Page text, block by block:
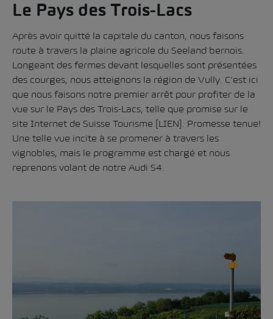
Le Pays des Trois-Lacs
Après avoir quitté la capitale du canton, nous faisons
route à travers la plaine agricole du Seeland bernois.
Longeant des fermes devant lesquelles sont présentées
des courges, nous atteignons la région de Vully. C’est ici
que nous faisons notre premier arrêt pour profiter de la
vue sur le Pays des Trois-Lacs, telle que promise sur le
site Internet de Suisse Tourisme [LIEN]. Promesse tenue!
Une telle vue incite à se promener à travers les
vignobles, mais le programme est chargé et nous
reprenons volant de notre Audi S4.